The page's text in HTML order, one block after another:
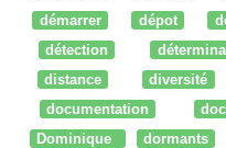
démarrer
dépot
détection
distance
diversité
documentation
Dominique
dormants